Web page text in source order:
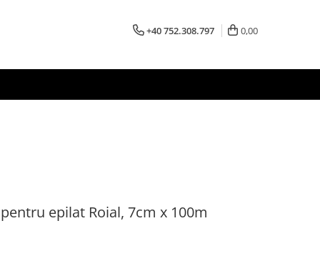
+40 752.308.797 0,00
epilat Roial, 7cm x 100m